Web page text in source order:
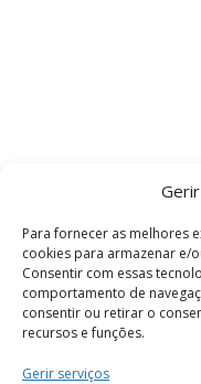
Para fornecer as melhores
cookies para armazenar e/
Consentir com essas
comportamento de
consentir ou retirar o
recursos e funções.
Gerir serviços
Termos e